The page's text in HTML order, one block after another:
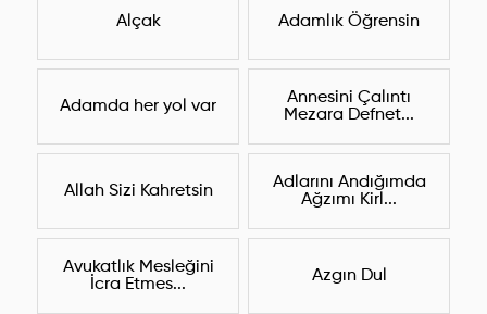
Alçak Adamlık Öğrensin
Adamda her yol var
Annesini Çalıntı
Mezara Defnet...
Allah Sizi Kahretsin
Adlarını Andığımda
Ağzımı Kirl...
Avukatlık Mesleğini
İcra Etmes...
Azgın Dul